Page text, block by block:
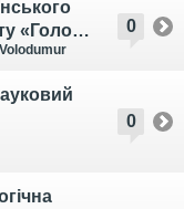
0
«Голос
0